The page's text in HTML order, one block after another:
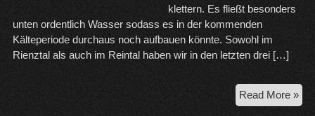
klettern. Es fließt besonders
unten ordentlich Wasser sodass es in der kommenden
Kälteperiode durchaus noch aufbauen könnte. Sowohl im
Rienztal als auch im Reintal haben wir in den letzten drei […]
Read More »